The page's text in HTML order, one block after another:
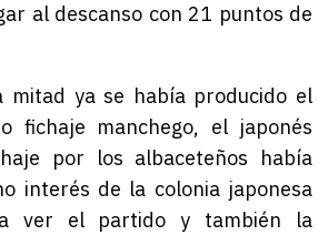
al descanso con 21 puntos de
mitad ya se había producido el
fichaje manchego, el japonés
por los albaceteños había
interés de la colonia japonesa
ver el partido y también la